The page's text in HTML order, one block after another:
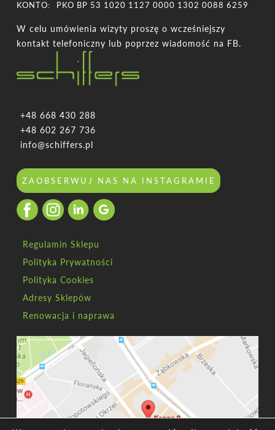
+48 668 430 288
+48 602 267 736
info@schiffers.pl
ZAOBSERWUJ NAS NA INSTAGRAMIE
Regulamin Sklepu
Polityka Prywatności
Polityka Cookies
Adresy Sklepów
Renowacja i naprawa
KONTO:
PKO BP 53 1020 1127 0000 1302 0088 6259
W celu umówienia wizyty proszę o wcześniejszy
kontakt telefoniczny lub poprzez wiadomość na FB.